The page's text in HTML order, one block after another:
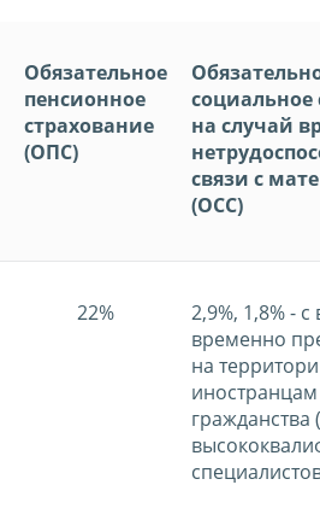
Обязательное
пенсионное
страхование
(ОПС)
социальное
на случай
связи с
(ОСС)
22%
2,9%, 1,8% -
временно
на
гражданства